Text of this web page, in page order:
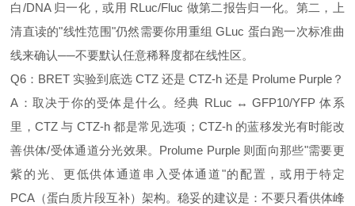
白/DNA 归一化，或用 RLuc/Fluc 做第二报告归一化。第二，上
清直读的"线性范围"仍然需要你用重组 GLuc 蛋白跑一次标准曲
线来确认──不要默认任意稀释度都在线性区。
Q6：BRET 实验到底选 CTZ 还是 CTZ‑h 还是 Prolume Purple？
A：取决于你的受体是什么。经典 RLuc ↔ GFP10/YFP 体系
里，CTZ 与 CTZ‑h 都是常见选项；CTZ‑h 的蓝移发光有时能改
善供体/受体通道分光效果。Prolume Purple 则面向那些"需要更
紫的光、更低供体通道串入受体通道"的配置，或用于特定
PCA（蛋白质片段互补）架构。稳妥的建议是：不要只看供体峰